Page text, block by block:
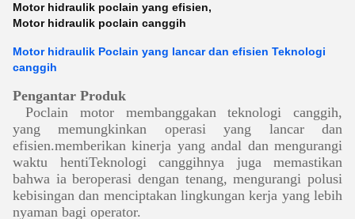
Motor hidraulik poclain yang efisien,
Motor hidraulik poclain canggih
Motor hidraulik Poclain yang lancar dan efisien Teknologi
canggih
Pengantar Produk
Poclain motor membanggakan teknologi canggih,
yang memungkinkan operasi yang lancar dan
efisien.memberikan kinerja yang andal dan mengurangi
waktu hentiTeknologi canggihnya juga memastikan
bahwa ia beroperasi dengan tenang, mengurangi polusi
kebisingan dan menciptakan lingkungan kerja yang lebih
nyaman bagi operator.